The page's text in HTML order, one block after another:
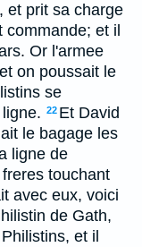
et prit sa charge
et il
Or l'armee
on poussait le
se
22 Et David
le bagage les
ligne de
touchant
avec eux, voici
de Gath,
et il